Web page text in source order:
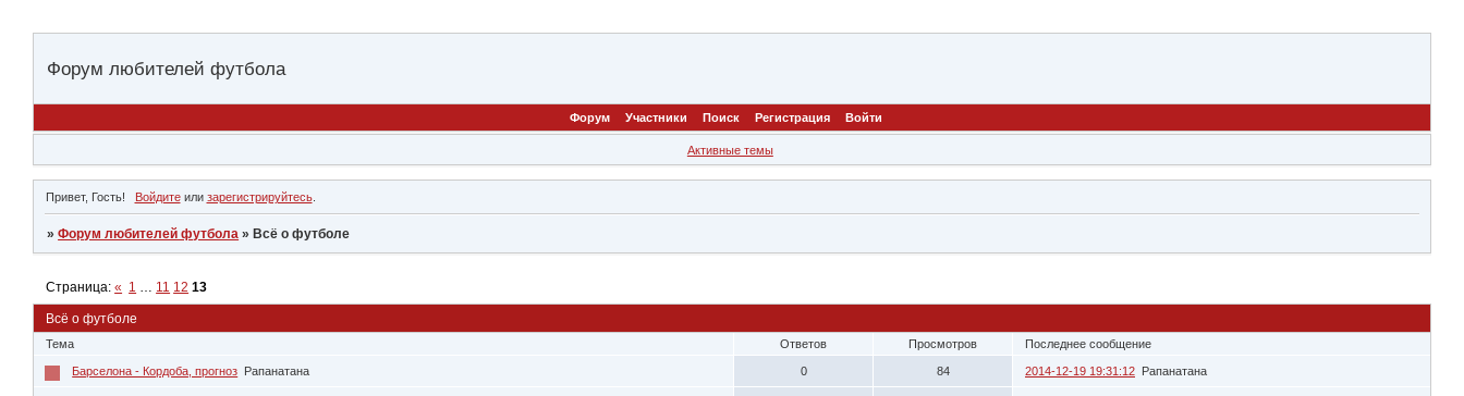
Форум любителей футбола
Форум Участники Поиск Регистрация Войти
Активные темы
Привет, Гость! Войдитеили зарегистрируйтесь.
»Форум любителей футбола » Всё о футболе
Всё о футболе
Страница:« 1 11 12 13
Тема Ответов Просмотров Последнее сообщение
Барселона - Кордоба, прогноз Рапанатана 0 84 2014-12-19 19:31:12 Рапанатана